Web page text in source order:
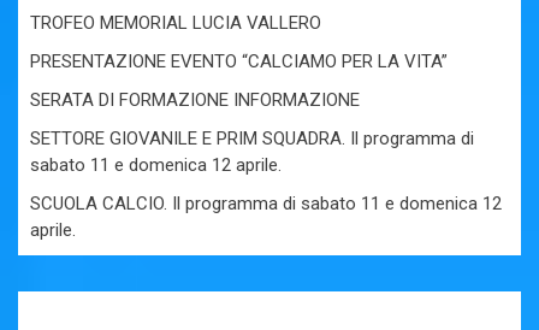
TROFEO MEMORIAL LUCIA VALLERO
PRESENTAZIONE EVENTO “CALCIAMO PER LA VITA”
SERATA DI FORMAZIONE INFORMAZIONE
SETTORE GIOVANILE E PRIM SQUADRA. Il programma di
sabato 11 e domenica 12 aprile.
SCUOLA CALCIO. Il programma di sabato 11 e domenica 12
aprile.